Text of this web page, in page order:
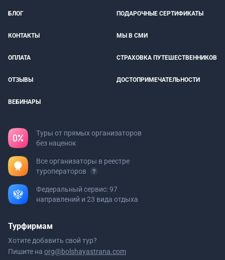
БЛОГ ПОДАРОЧНЫЕ СЕРТИФИКАТЫ
КОНТАКТЫ МЫ В СМИ
ОПЛАТА СТРАХОВКА ПУТЕШЕСТВЕННИКОВ
ОТЗЫВЫ ДОСТОПРИМЕЧАТЕЛЬНОСТИ
ВЕБИНАРЫ
Туры от прямых организаторов
без наценок
Все организаторы в реестре
туроператоров
Федеральный сервис: 97
направлений и 23 вида отдыха
Турфирмам
Хотите добавить свой тур?
Пишите на org@bolshayastrana.com